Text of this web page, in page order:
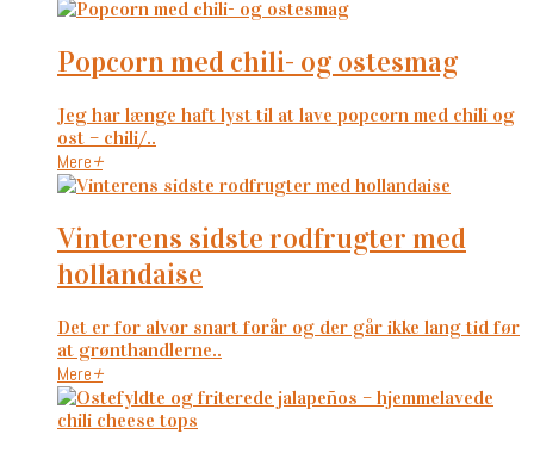
popcorn med chili- og ostesmag
Jeg har længe haft lyst til at lave popcorn med chili og
ost – chili/..
Mere+
vinterens sidste rodfrugter med
hollandaise
Det er for alvor snart forår og der går ikke lang tid før
at grønthandlerne..
Mere+